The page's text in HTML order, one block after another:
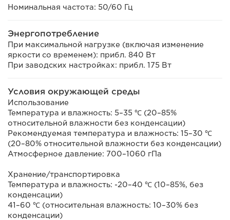
Номинальная частота: 50/60 Гц
Энергопотребление
При максимальной нагрузке (включая изменение
яркости со временем): прибл. 840 Вт
При заводских настройках: прибл. 175 Вт
Условия окружающей среды
Использование
Температура и влажность: 5–35 ℃ (20–85%
относительной влажности без конденсации)
Рекомендуемая температура и влажность: 15–30 ℃
(20–80% относительной влажности без конденсации)
Атмосферное давление: 700–1060 гПа
Хранение/транспортировка
Температура и влажность: -20–40 ℃ (10–85%, без
конденсации)
41–60 ℃ (относительная влажность: 10–30% без
конденсации)